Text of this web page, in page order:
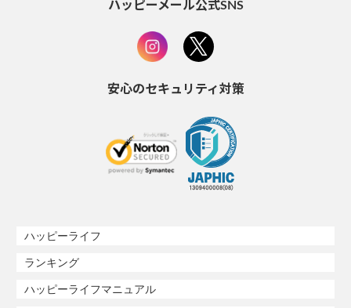
ハッピーメール公式SNS
安心のセキュリティ対策
ハッピーライフ
ランキング
ハッピーライフマニュアル